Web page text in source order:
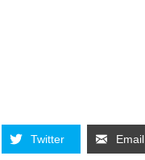
Twitter Email